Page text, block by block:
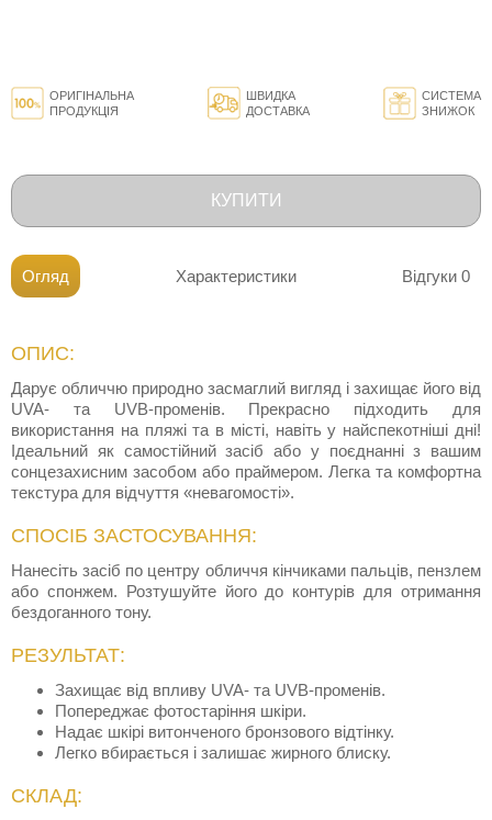
ОРИГІНАЛЬНА
ПРОДУКЦІЯ
ШВИДКА
ДОСТАВКА
СИСТЕМА
ЗНИЖОК
КУПИТИ
Огляд Характеристики Відгуки 0
ОПИС:
Дарує обличчю природно засмаглий вигляд і захищає його від
UVA- та UVB-променів. Прекрасно підходить для
використання на пляжі та в місті, навіть у найспекотніші дні!
Ідеальний як самостійний засіб або у поєднанні з вашим
сонцезахисним засобом або праймером. Легка та комфортна
текстура для відчуття «невагомості».
СПОСІБ ЗАСТОСУВАННЯ:
Нанесіть засіб по центру обличчя кінчиками пальців, пензлем
або спонжем. Розтушуйте його до контурів для отримання
бездоганного тону.
РЕЗУЛЬТАТ:
Захищає від впливу UVA- та UVB-променів.
Попереджає фотостаріння шкіри.
Надає шкірі витонченого бронзового відтінку.
Легко вбирається і залишає жирного блиску.
СКЛАД: